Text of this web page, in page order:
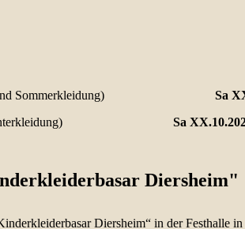
und Sommerkleidung) Sa
Winterkleidung) Sa
Diersheim"
Diersheim“ in der Festhalle